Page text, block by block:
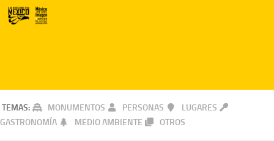
TEMAS: MONUMENTOS PERSONAS
LUGARES
GASTRONOMÍA
MEDIO AMBIENTE OTROS